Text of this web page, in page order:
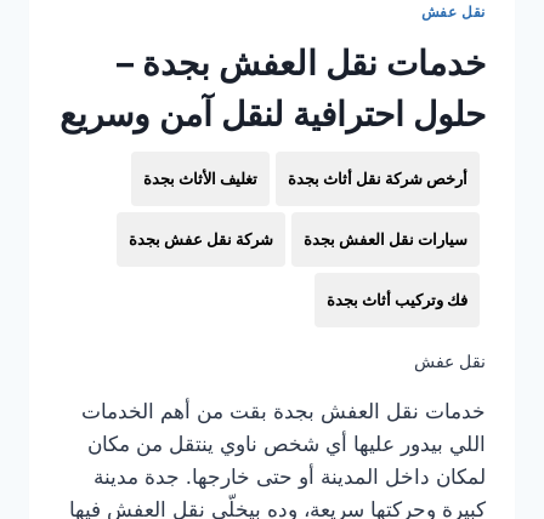
نقل عفش
خدمات نقل العفش بجدة –
حلول احترافية لنقل آمن وسريع
أرخص شركة نقل أثاث بجدة تغليف الأثاث بجدة
سيارات نقل العفش بجدة شركة نقل عفش بجدة
فك وتركيب أثاث بجدة
نقل عفش
خدمات نقل العفش بجدة بقت من أهم الخدمات
اللي بيدور عليها أي شخص ناوي ينتقل من مكان
لمكان داخل المدينة أو حتى خارجها. جدة مدينة
كبيرة وحركتها سريعة، وده بيخلّي نقل العفش فيها